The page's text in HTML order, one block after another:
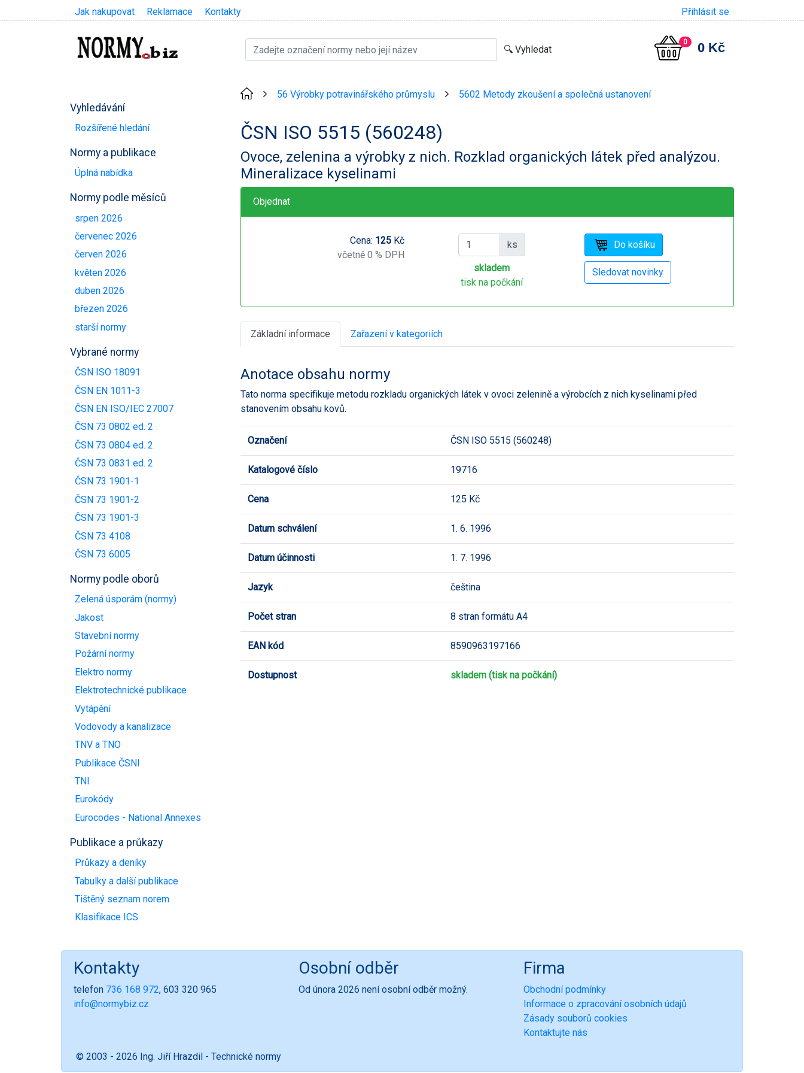
Jak nakupovat Reklamace Kontakty Přihlásit se
0 0 Kč
Vyhledávání
Rozšířené hledání
Normy a publikace
Úplná nabídka
Normy podle měsíců
srpen 2026
červenec 2026
červen 2026
květen 2026
duben 2026
březen 2026
starší normy
Vybrané normy
ČSN ISO 18091
ČSN EN 1011-3
ČSN EN ISO/IEC 27007
ČSN 73 0802 ed. 2
ČSN 73 0804 ed. 2
ČSN 73 0831 ed. 2
ČSN 73 1901-1
ČSN 73 1901-2
ČSN 73 1901-3
ČSN 73 4108
ČSN 73 6005
Normy podle oborů
Zelená úsporám (normy)
Jakost
Stavební normy
Požární normy
Elektro normy
Elektrotechnické publikace
Vytápění
Vodovody a kanalizace
TNV a TNO
Publikace ČSNI
TNI
Eurokódy
Eurocodes - National Annexes
Publikace a průkazy
Průkazy a deníky
Tabulky a další publikace
Tištěný seznam norem
Klasifikace ICS
56 Výrobky potravinářského průmyslu 5602 Metody zkoušení a společná ustanovení
ČSN ISO 5515 (560248)
Ovoce, zelenina a výrobky z nich. Rozklad organických látek před analýzou.
Mineralizace kyselinami
Objednat
Cena: 125Kč
včetně 0 % DPH
ks
skladem
tisk na počkání
Základní informace Zařazení v kategoriích
Anotace obsahu normy
Tato norma specifikuje metodu rozkladu organických látek v ovoci zelenině a výrobcích z nich kyselinami před
stanovením obsahu kovů.
Označení ČSN ISO 5515 (560248)
Katalogové číslo 19716
Cena 125 Kč
Datum schválení 1. 6. 1996
Datum účinnosti 1. 7. 1996
Jazyk čeština
Počet stran 8 stran formátu A4
EAN kód 8590963197166
Dostupnost skladem (tisk na počkání)
Kontakty
telefon 736 168 972, 603 320 965
info@normybiz.cz
Osobní odběr
Od února 2026 není osobní odběr možný.
Firma
Obchodní podmínky
Informace o zpracování osobních údajů
Zásady souborů cookies
Kontaktujte nás
© 2003 - 2026 Ing. Jiří Hrazdil - Technické normy